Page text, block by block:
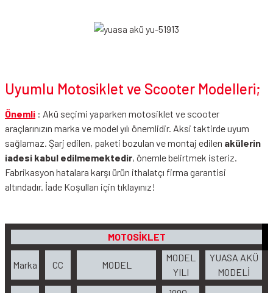
Uyumlu Motosiklet ve Scooter Modelleri;
Önemli : Akü seçimi yaparken motosiklet ve scooter
araçlarınızın marka ve model yılı önemlidir. Aksi taktirde uyum
sağlamaz. Şarj edilen, paketi bozulan ve montaj edilen akülerin
iadesi kabul edilmemektedir, önemle belirtmek isteriz.
Fabrikasyon hatalara karşı ürün ithalatçı firma garantisi
altındadır. İade Koşulları için tıklayınız!
MOTOSİKLET
Marka CC MODEL
MODEL
YILI
YUASA AKÜ
MODELİ